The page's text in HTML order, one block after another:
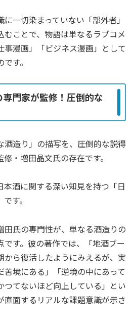
一切染まっていない「部外者」
ことで、物語は単なるラブコメ
事漫画」「ビジネス漫画」として
す。
門家が監修！圧倒的な
造り」の描写を、圧倒的な説得
・増田晶文氏の存在です。
酒に関する深い知見を持つ「日
す。
田氏の専門性が、単なる酒造りの
です。彼の著作では、「地酒ブー
から復活したようにみえるが、実
苦境にある」「逆境の中にあって
つてないほど向上している」とい
直面するリアルな課題意識が示さ